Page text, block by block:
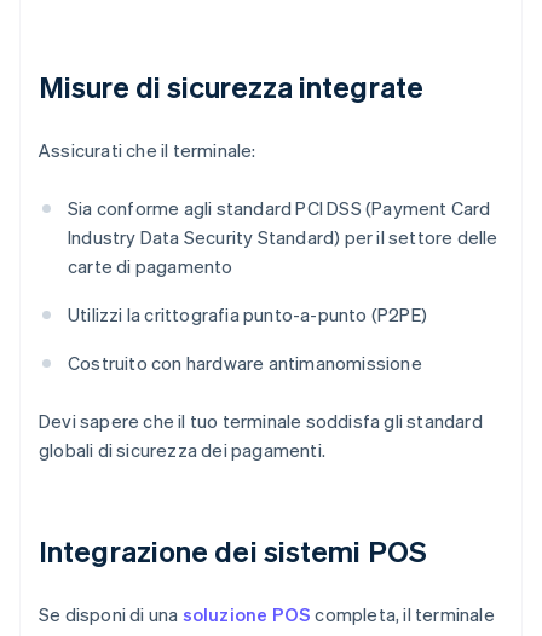
Misure di sicurezza integrate
Assicurati che il terminale:
Sia conforme agli standard PCI DSS (Payment Card
Industry Data Security Standard) per il settore delle
carte di pagamento
Utilizzi la crittografia punto-a-punto (P2PE)
Costruito con hardware antimanomissione
Devi sapere che il tuo terminale soddisfa gli standard
globali di sicurezza dei pagamenti.
Integrazione dei sistemi POS
Se disponi di una soluzione POS completa, il terminale